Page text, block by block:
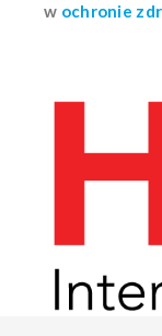
w ochronie